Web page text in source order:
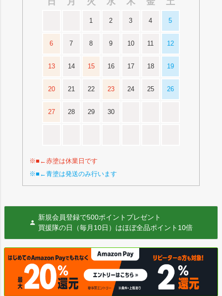
1 2 3 4 5
6 7 8 9 10 11 12
13 14 15 16 17 18 19
20 21 22 23 24 25 26
27 28 29 30
※■←赤塗は休業日です
※■←青塗は発送のみ行います
新規会員登録で500ポイントプレゼント
買援隊の日（毎月10日）はほぼ全品ポイント10倍